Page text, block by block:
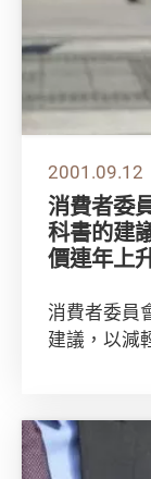
2001.09.12
消費者委
科書的建
價連年上
消費者委員
建議，以減